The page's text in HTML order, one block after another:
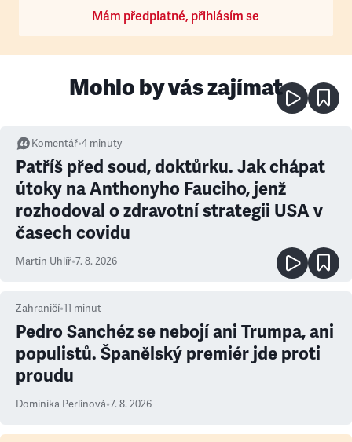
Mám předplatné, přihlásím se
Mohlo by vás zajímat
Komentář•4 minuty
Patříš před soud, doktůrku. Jak chápat
útoky na Anthonyho Fauciho, jenž
rozhodoval o zdravotní strategii USA v
časech covidu
Martin Uhlíř•7. 8. 2026
Zahraničí•11 minut
Pedro Sanchéz se nebojí ani Trumpa, ani
populistů. Španělský premiér jde proti
proudu
Dominika Perlínová•7. 8. 2026